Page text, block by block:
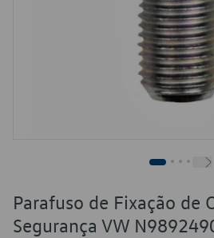
Parafuso de Fixação de
Segurança VW